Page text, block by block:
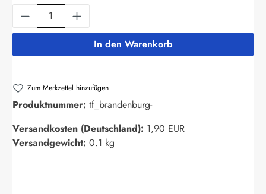
Produkt Anzahl: Gib den gewünschten
In den Warenkorb
Zum Merkzettel hinzufügen
Produktnummer: tf_brandenburg-
Versandkosten (Deutschland): 1,90 EUR
Versandgewicht: 0.1 kg